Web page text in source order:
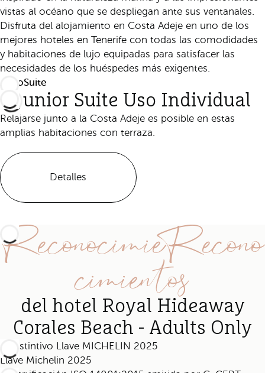
vistas al océano que se despliegan ante sus ventanales.
Disfruta del alojamiento en Costa Adeje en uno de los
mejores hoteles en Tenerife con todas las comodidades
y habitaciones de lujo equipadas para satisfacer las
necesidades de los huéspedes más exigentes.
TodoSuite
Junior Suite Uso Individual
Relajarse junto a la Costa Adeje es posible en estas
amplias habitaciones con terraza.
Detalles
ReconocimieRecono
cimientos
del hotel Royal Hideaway
Corales Beach - Adults Only
Llave Michelin 2025